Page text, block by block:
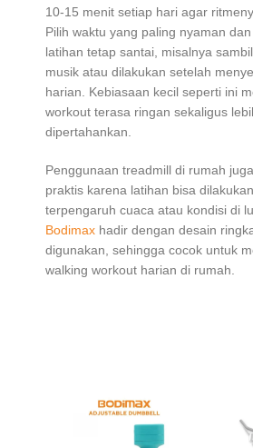
10-15 menit setiap hari agar
Pilih waktu yang paling nyaman
latihan tetap santai, misalnya
musik atau dilakukan setelah
harian. Kebiasaan kecil seperti ini
workout terasa ringan sekaligus
dipertahankan.
Penggunaan treadmill di rumah
praktis karena latihan bisa
terpengaruh cuaca atau kondisi di
Bodimax hadir dengan desain
digunakan, sehingga cocok untuk
walking workout harian di rumah.